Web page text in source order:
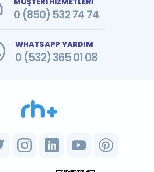
0 (850) 532 74 74
WHATSAPP YARDIM
0 (532) 365 01 08